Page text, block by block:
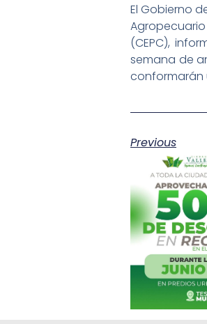
El Gobierno
(CEPC),
semana de
conformarán
Previous